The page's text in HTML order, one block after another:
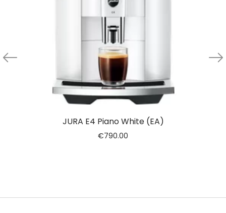
JURA E4 Piano White (EA)
€790.00